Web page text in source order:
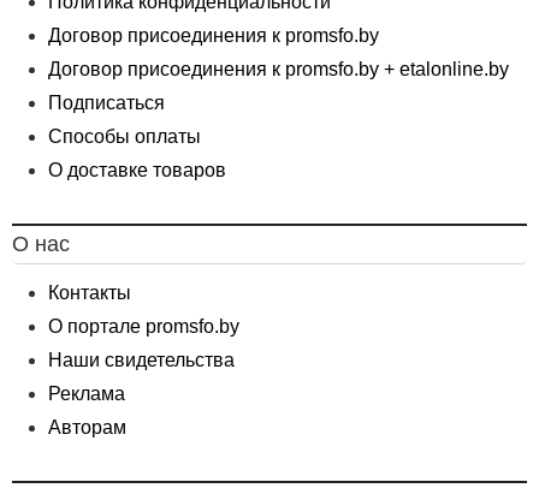
Договор присоединения к promsfo.by
Договор присоединения к promsfo.by + etalonline.by
Подписаться
Способы оплаты
О доставке товаров
О нас
Контакты
О портале promsfo.by
Наши свидетельства
Реклама
Авторам